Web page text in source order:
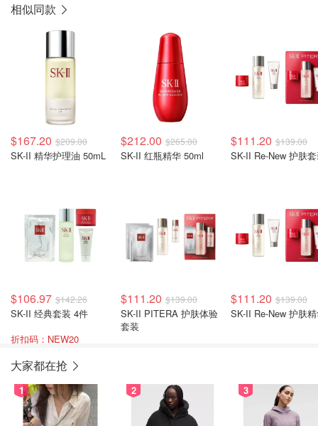
相似同款
$167.20 $209.00
SK-II 精华护理油 50mL
$212.00 $265.00
SK-II 红瓶精华 50ml
$111.20 $139.00
SK-II Re-New 护肤
$106.97 $142.26
SK-II 经典套装 4件
折扣码：NEW20
$111.20 $139.00
SK-II PITERA 护肤体验
套装
$111.20 $139.00
SK-II Re-New 护肤
大家都在抢
1 2 3